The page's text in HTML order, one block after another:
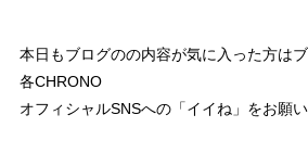
本日もブログのの内容が気に入った方は
各CHRONO
オフィシャルSNSへの「イイね」をお願